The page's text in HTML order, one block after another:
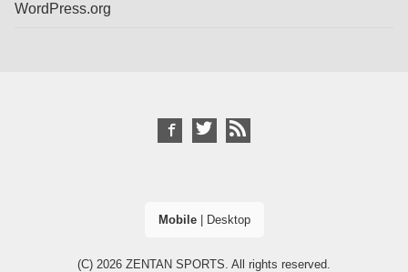
WordPress.org
Mobile| Desktop
(C) 2026 ZENTAN SPORTS. All rights reserved.